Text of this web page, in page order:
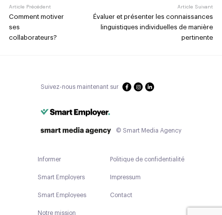
Article Précédent
Comment motiver
ses
collaborateurs?
Article Suivant
Évaluer et présenter les connaissances
linguistiques individuelles de manière
pertinente
Suivez-nous maintenant sur
© Smart Media Agency
Informer
Smart Employers
Smart Employees
Notre mission
Politique de confidentialité
Impressum
Contact